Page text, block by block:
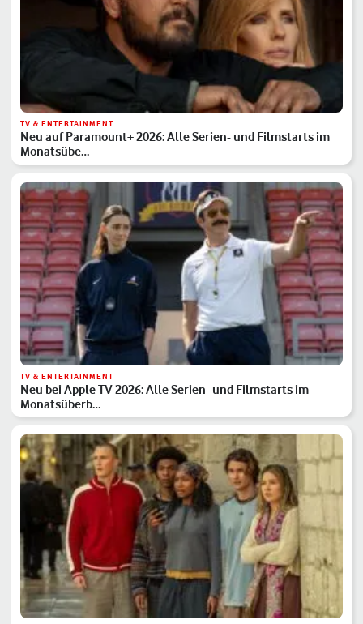
TV & ENTERTAINMENT
Neu auf Paramount+ 2026: Alle Serien- und Filmstarts im
Monatsübe…
TV & ENTERTAINMENT
Neu bei Apple TV 2026: Alle Serien- und Filmstarts im
Monatsüberb…